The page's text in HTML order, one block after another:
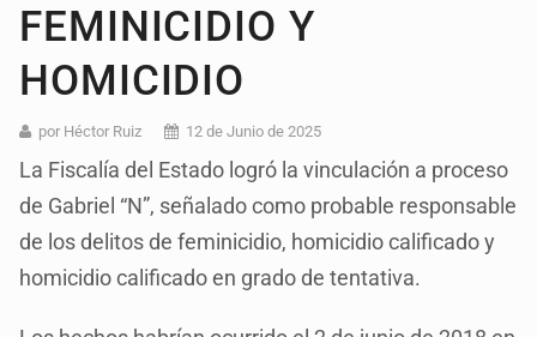
FEMINICIDIO Y
HOMICIDIO
por Héctor Ruiz 12 de Junio de 2025
La Fiscalía del Estado logró la vinculación a proceso
de Gabriel “N”, señalado como probable responsable
de los delitos de feminicidio, homicidio calificado y
homicidio calificado en grado de tentativa.